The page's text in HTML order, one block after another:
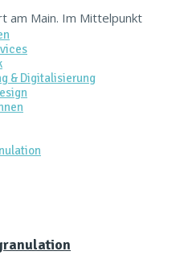
am Main. Im Mittelpunkt
& Digitalisierung